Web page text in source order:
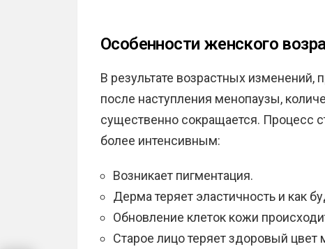
Особенности женского
В результате возрастных
после наступления менопаузы,
существенно сокращается. Процесс
более интенсивным:
Возникает пигментация.
Дерма теряет эластичность и как
Обновление клеток кожи
Старое лицо теряет здоровый